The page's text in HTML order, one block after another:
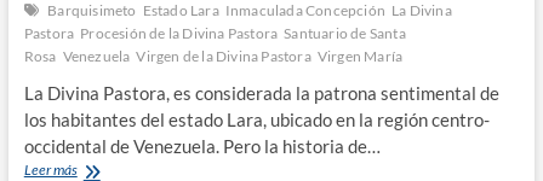
Barquisimeto Estado Lara Inmaculada Concepción La Divina
Pastora Procesión de la Divina Pastora Santuario de Santa
Rosa Venezuela Virgen de la Divina Pastora Virgen María
La Divina Pastora, es considerada la patrona sentimental de
los habitantes del estado Lara, ubicado en la región centro-
occidental de Venezuela. Pero la historia de…
Leer másLa